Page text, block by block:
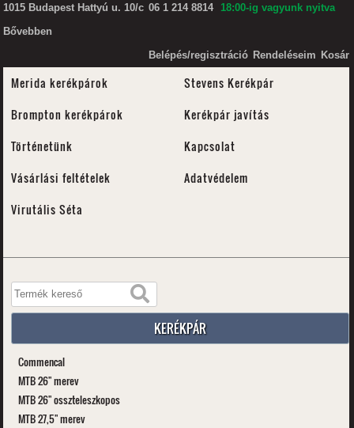
1015 Budapest Hattyú u. 10/c 06 1 214 8814 18:00-ig vagyunk nyitva
Bővebben
Belépés/regisztráció Rendeléseim Kosár
Merida kerékpárok
Stevens Kerékpár
Brompton kerékpárok
Kerékpár javítás
Történetünk
Kapcsolat
Vásárlási feltételek
Adatvédelem
Virutális Séta
KERÉKPÁR
Commencal
MTB 26" merev
MTB 26" osszteleszkopos
MTB 27,5" merev